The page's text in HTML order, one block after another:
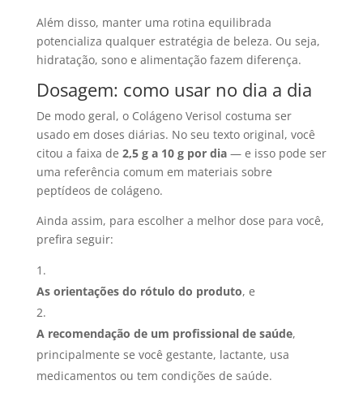
Além disso, manter uma rotina equilibrada
potencializa qualquer estratégia de beleza. Ou seja,
hidratação, sono e alimentação fazem diferença.
Dosagem: como usar no dia a dia
De modo geral, o Colágeno Verisol costuma ser
usado em doses diárias. No seu texto original, você
citou a faixa de 2,5 g a 10 g por dia— e isso pode ser
uma referência comum em materiais sobre
peptídeos de colágeno.
Ainda assim, para escolher a melhor dose para você,
prefira seguir:
As orientações do rótulo do produto, e
A recomendação de um profissional de saúde,
principalmente se você gestante, lactante, usa
medicamentos ou tem condições de saúde.